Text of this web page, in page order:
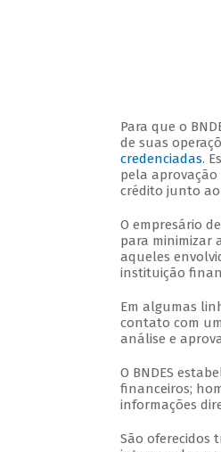
Para que o
de suas
credenciadas.
pela aprovação
crédito junto ao
O empresário
para minimizar
aqueles
instituição
Em algumas
contato com
análise e
O BNDES
financeiros;
informações
São oferecidos